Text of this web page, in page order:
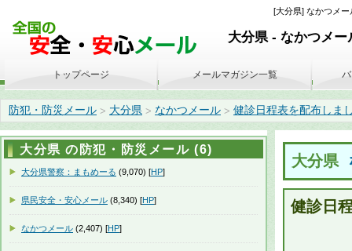
[大分県] なかつメ
大分県 - なかつメー
防犯・防災メール > 大分県 > なかつメール > 健診日程表を配布しま
大分県
健診日
トップページ メールマガジン一覧
大分県 の防犯・防災メール (6)
大分県警察：まもめーる (9,070) [HP]
県民安全・安心メール (8,340) [HP]
なかつメール (2,407) [HP]